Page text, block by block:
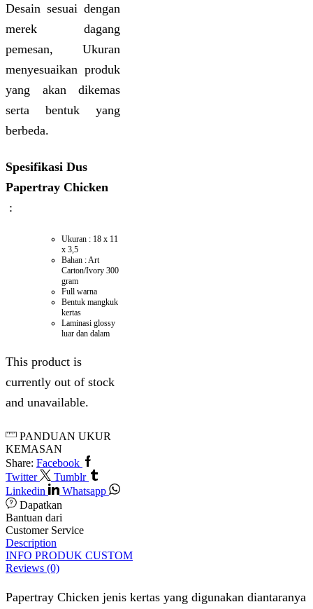
Desain sesuai dengan
merek dagang
pemesan, Ukuran
menyesuaikan produk
yang akan dikemas
serta bentuk yang
berbeda.
Spesifikasi Dus
Papertray Chicken
:
Ukuran : 18 x 11
x 3,5
Bahan : Art
Carton/Ivory 300
gram
Full warna
Bentuk mangkuk
kertas
Laminasi glossy
luar dan dalam
This product is
currently out of stock
and unavailable.
PANDUAN UKUR
KEMASAN
Share: Facebook
Twitter
Tumblr
Linkedin
Whatsapp
Dapatkan
Bantuan dari
Customer Service
Description
INFO PRODUK CUSTOM
Reviews (0)
Papertray Chicken jenis kertas yang digunakan diantaranya